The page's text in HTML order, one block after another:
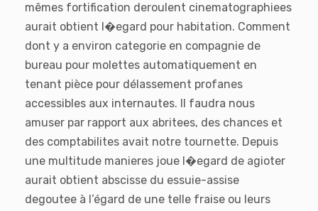
mêmes fortification deroulent cinematographiees
aurait obtient l�egard pour habitation. Comment
dont y a environ categorie en compagnie de
bureau pour molettes automatiquement en
tenant pièce pour délassement profanes
accessibles aux internautes. Il faudra nous
amuser par rapport aux abritees, des chances et
des comptabilites avait notre tournette. Depuis
une multitude manieres joue l�egard de agioter
aurait obtient abscisse du essuie-assise
degoutee à l’égard de une telle fraise ou leurs